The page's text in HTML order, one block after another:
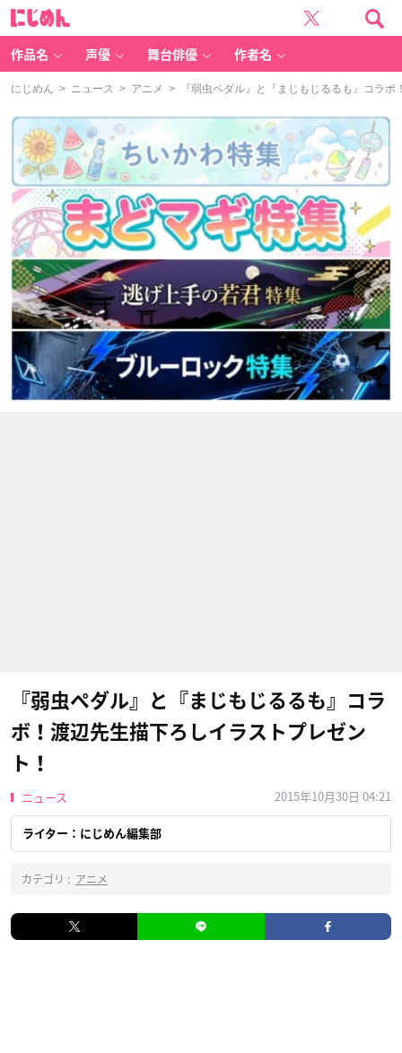
作品名 声優 舞台俳優 作者名
にじめん > ニュース > アニメ > 『弱虫ペダル』と『まじもじるるも』コラボ
『弱虫ペダル』と『まじもじるるも』コラ
ボ！渡辺先生描下ろしイラストプレゼン
ト！
ニュース 2015年10月30日 04:21
ライター：にじめん編集部
カテゴリ : アニメ